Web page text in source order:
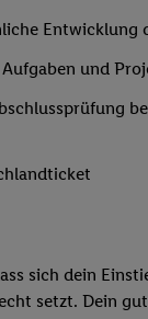
und
sich dein
setzt. Dein